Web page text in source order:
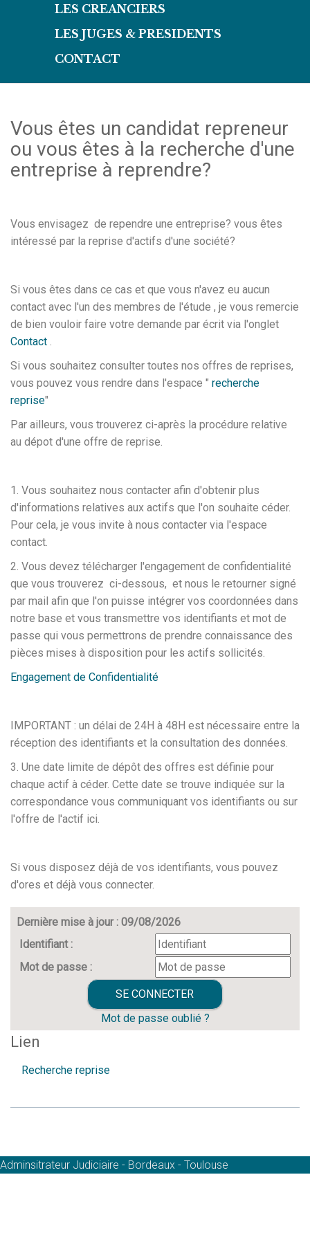
LES CREANCIERS
LES JUGES & PRESIDENTS
CONTACT
Vous êtes un candidat repreneur
ou vous êtes à la recherche d'une
entreprise à reprendre?
Vous envisagez de rependre une entreprise? vous êtes
intéressé par la reprise d'actifs d'une société?
Si vous êtes dans ce cas et que vous n'avez eu aucun
contact avec l'un des membres de l'étude , je vous remercie
de bien vouloir faire votre demande par écrit via l'onglet
Contact .
Si vous souhaitez consulter toutes nos offres de reprises,
vous pouvez vous rendre dans l'espace " recherche
reprise"
Par ailleurs, vous trouverez ci-après la procédure relative
au dépot d'une offre de reprise.
1. Vous souhaitez nous contacter afin d'obtenir plus
d'informations relatives aux actifs que l'on souhaite céder.
Pour cela, je vous invite à nous contacter via l'espace
contact.
2. Vous devez télécharger l'engagement de confidentialité
que vous trouverez ci-dessous, et nous le retourner signé
par mail afin que l'on puisse intégrer vos coordonnées dans
notre base et vous transmettre vos identifiants et mot de
passe qui vous permettrons de prendre connaissance des
pièces mises à disposition pour les actifs sollicités.
Engagement de Confidentialité
IMPORTANT : un délai de 24H à 48H est nécessaire entre la
réception des identifiants et la consultation des données.
3. Une date limite de dépôt des offres est définie pour
chaque actif à céder. Cette date se trouve indiquée sur la
correspondance vous communiquant vos identifiants ou sur
l'offre de l'actif ici.
Si vous disposez déjà de vos identifiants, vous pouvez
d'ores et déjà vous connecter.
Dernière mise à jour : 09/08/2026
Identifiant :
Mot de passe :
Mot de passe oublié ?
Lien
Recherche reprise
Adminsitrateur Judiciaire - Bordeaux - Toulouse